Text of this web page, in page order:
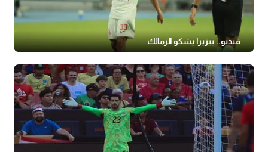
فيديو.. بيزيرا يشكو الزمالك